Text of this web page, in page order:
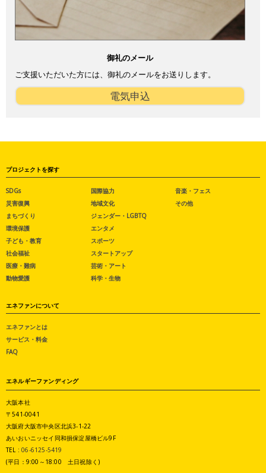
御礼のメール
ご支援いただいた方には、御礼のメールをお送りします。
電気申込
プロジェクトを探す
SDGs
災害復興
まちづくり
環境保護
子ども・教育
社会福祉
医療・難病
動物愛護
国際協力
地域文化
ジェンダー・LGBTQ
エンタメ
スポーツ
スタートアップ
芸術・アート
科学・生物
音楽・フェス
その他
エネファンについて
エネファンとは
サービス・料金
FAQ
エネルギーファンディング
大阪本社
〒541-0041
大阪府大阪市中央区北浜3-1-22
あいおいニッセイ同和損保淀屋橋ビル9F
TEL :06-6125-5419
(平日：9:00～18:00 土日祝除く)